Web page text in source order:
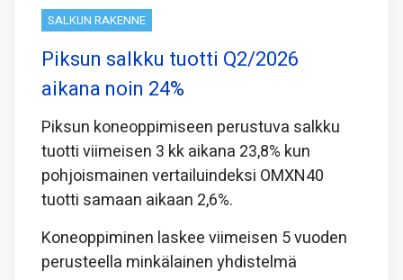
SALKUN RAKENNE
Piksun salkku tuotti Q2/2026
aikana noin 24%
Piksun koneoppimiseen perustuva salkku
tuotti viimeisen 3 kk aikana 23,8% kun
pohjoismainen vertailuindeksi OMXN40
tuotti samaan aikaan 2,6%.
Koneoppiminen laskee viimeisen 5 vuoden
perusteella minkälainen yhdistelmä